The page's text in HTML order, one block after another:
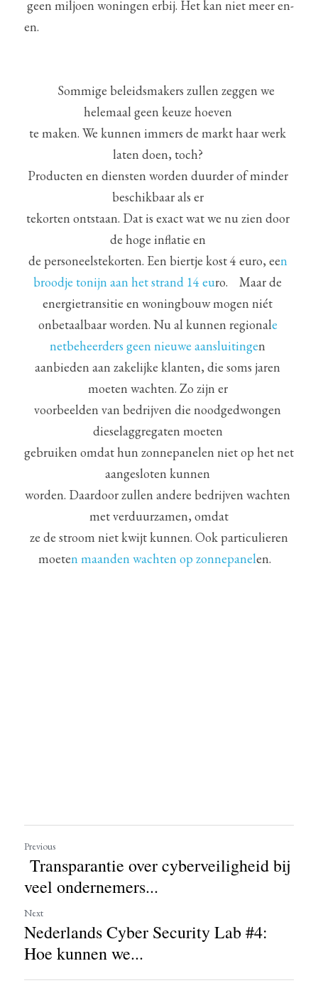
en.
helemaal geen keuze hoeven
te maken. We kunnen immers de markt haar werk
laten doen, toch?
Producten en diensten worden duurder of minder
beschikbaar als er
tekorten ontstaan. Dat is exact wat we nu zien door
de hoge inflatie en
de personeelstekorten. Een biertje kost 4 euro, een
broodje tonijn aan het strand 14 euro.    Maar de
energietransitie en woningbouw mogen niét
onbetaalbaar worden. Nu al kunnen regionale
netbeheerders geen nieuwe aansluitingen
aanbieden aan zakelijke klanten, die soms jaren
moeten wachten. Zo zijn er
voorbeelden van bedrijven die noodgedwongen
dieselaggregaten moeten
gebruiken omdat hun zonnepanelen niet op het net
aangesloten kunnen
worden. Daardoor zullen andere bedrijven wachten
met verduurzamen, omdat
moeten maanden wachten op zonnepanelen.
Previous
Transparantie over cyberveiligheid bij
veel ondernemers...
Next
Nederlands Cyber Security Lab #4:
Hoe kunnen we...